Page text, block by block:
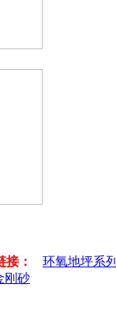
接：
环氧地坪系列
刚砂